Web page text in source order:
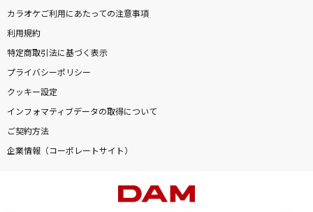
カラオケご利用にあたっての注意事項
利用規約
特定商取引法に基づく表示
プライバシーポリシー
クッキー設定
インフォマティブデータの取得について
ご契約方法
企業情報（コーポレートサイト）